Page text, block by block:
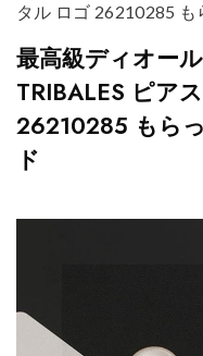
タル ロゴ 26210285
最高級ディオー
TRIBALES ピア
26210285 もら
ド